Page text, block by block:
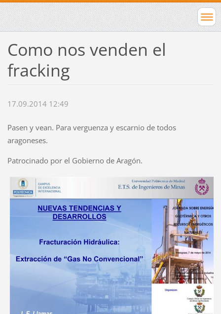
Como nos venden el
fracking
17.09.2014 12:49
Pasen y vean. Para verguenza y escarnio de todos
aragoneses.
Patrocinado por el Gobierno de Aragón.